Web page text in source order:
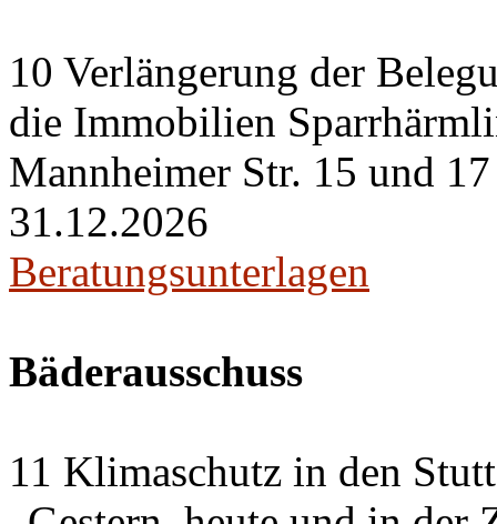
10 Verlängerung der
die Immobilien
Mannheimer Str. 15 und
31.12.2026
Beratungsunterlagen
Bäderausschuss
11 Klimaschutz in den